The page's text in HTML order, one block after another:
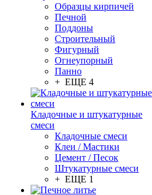
Образцы кирпичей
Печной
Поддоны
Строительный
Фигурный
Огнеупорный
Панно
+ ЕЩЕ 4
Кладочные и штукатурные
смеси
Кладочные смеси
Клеи / Мастики
Цемент / Песок
Штукатурные смеси
+ ЕЩЕ 1